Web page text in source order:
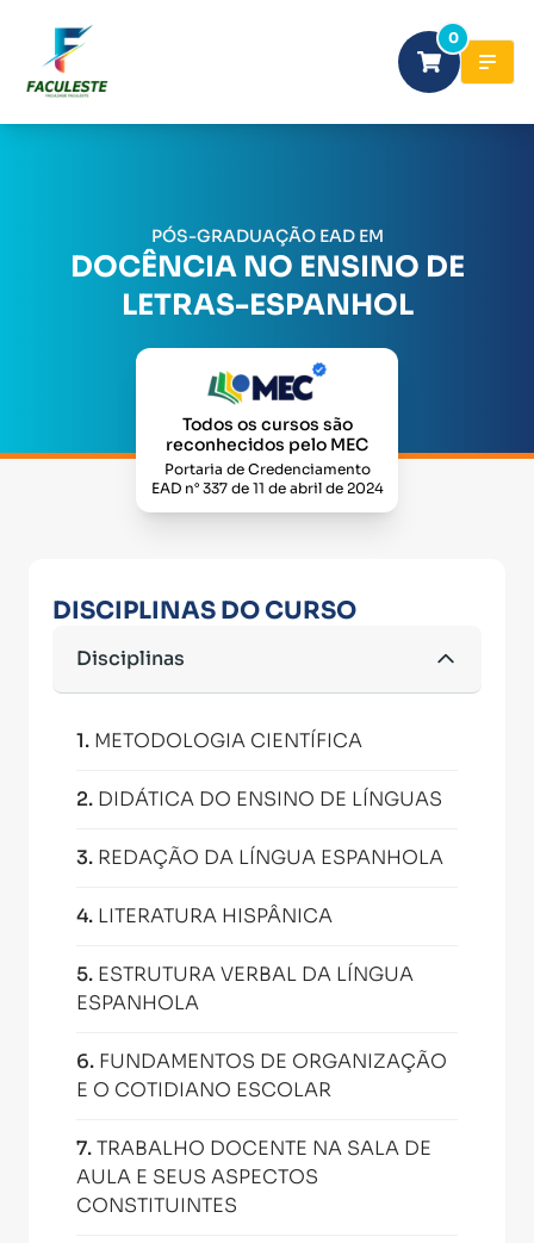
0
PÓS-GRADUAÇÃO EAD EM
DOCÊNCIA NO ENSINO DE
LETRAS-ESPANHOL
Todos os cursos são
reconhecidos pelo MEC
Portaria de Credenciamento
EAD n° 337 de 11 de abril de 2024
DISCIPLINAS DO CURSO
Disciplinas
1. METODOLOGIA CIENTÍFICA
2. DIDÁTICA DO ENSINO DE LÍNGUAS
3. REDAÇÃO DA LÍNGUA ESPANHOLA
4. LITERATURA HISPÂNICA
5. ESTRUTURA VERBAL DA LÍNGUA
ESPANHOLA
6. FUNDAMENTOS DE ORGANIZAÇÃO
E O COTIDIANO ESCOLAR
7.TRABALHO DOCENTE NA SALA DE
AULA E SEUS ASPECTOS
CONSTITUINTES